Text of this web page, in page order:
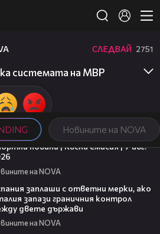
Новините на NOVA
СЛЕДВАЙ 2751
системата на МВР
новини | Късна емисия | 7 авг.
на NOVA
заплаши с ответни мерки, ако
запази граничния контрол
двете държави
на NOVA